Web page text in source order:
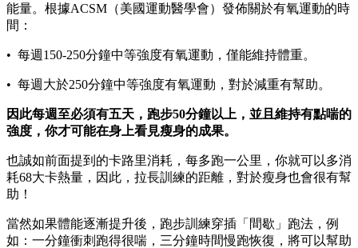
能量。根據ACSM（美國運動醫學會）發佈關於有氧運動的時
間：
• 每週150-250分鐘中等強度有氧運動，僅能維持體重。
• 每週大於250分鐘中等強度有氧運動，對於減重有幫助。
因此每週至必須有五天，跑步50分鐘以上，並且維持有點喘的
強度，你才可能在身上看見瘦身的成果。
也誠如前面提到的卡路里消耗，每多跑一公里，你就可以多消
耗68大卡熱量，因此，拉長訓練的距離，對於瘦身也會很有幫
助！
當然如果體能逐漸提升後，跑步訓練穿插「間歇」跑法，例
如：一分鐘衝刺跑得很喘，三分鐘時間慢跑恢復，將可以幫助